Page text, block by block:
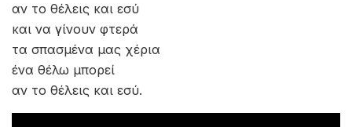
αν το θέλεις και εσύ
και να γίνουν φτερά
τα σπασμένα μας χέρια
ένα θέλω μπορεί
αν το θέλεις και εσύ.